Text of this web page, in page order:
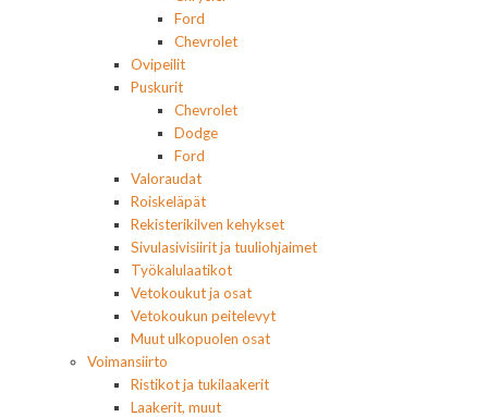
Ford
Chevrolet
Ovipeilit
Puskurit
Chevrolet
Dodge
Ford
Valoraudat
Roiskeläpät
Rekisterikilven kehykset
Sivulasivisiirit ja tuuliohjaimet
Työkalulaatikot
Vetokoukut ja osat
Vetokoukun peitelevyt
Muut ulkopuolen osat
Voimansiirto
Ristikot ja tukilaakerit
Laakerit, muut